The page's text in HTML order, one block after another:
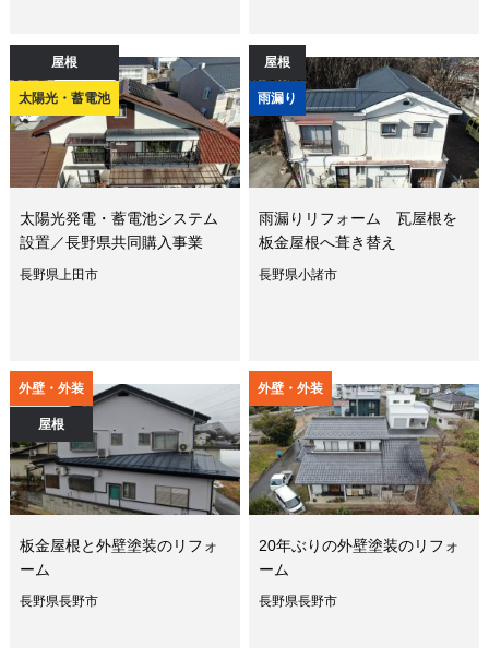
屋根
太陽光・蓄電池
太陽光発電・蓄電池システム
設置／長野県共同購入事業
長野県上田市
屋根
雨漏り
雨漏りリフォーム 瓦屋根を
板金屋根へ葺き替え
長野県小諸市
外壁・外装
屋根
板金屋根と外壁塗装のリフォ
ーム
長野県長野市
外壁・外装
20年ぶりの外壁塗装のリフォ
ーム
長野県長野市